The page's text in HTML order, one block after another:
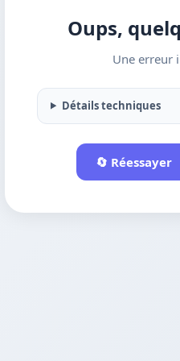
Oups,
Une erreur
Détails techniques
🔄 Réessayer